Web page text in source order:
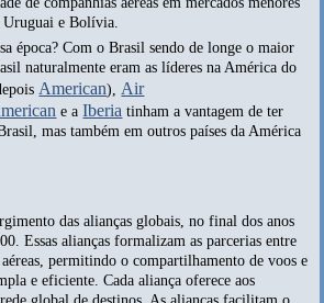
Uruguai e Bolívia.
época? Com o Brasil sendo de longe o maior
naturalmente eram as líderes na América do
American),Air
e aIberia tinham a vantagem de ter
mas também em outros países da América
das alianças globais, no final dos anos
Essas alianças formalizam as parcerias entre
permitindo o compartilhamento de voos e
e eficiente. Cada aliança oferece aos